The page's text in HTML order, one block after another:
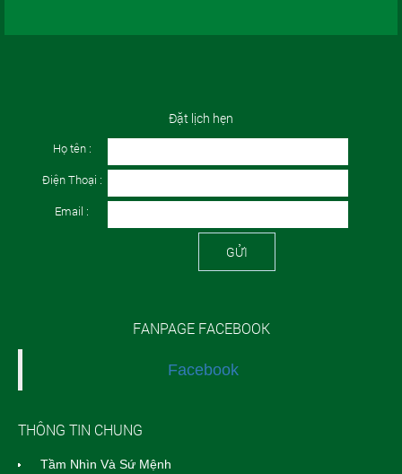
Đặt lịch hẹn
Họ tên :
Điện Thoại :
Email :
GỬI
FANPAGE FACEBOOK
Facebook
THÔNG TIN CHUNG
Tầm Nhìn Và Sứ Mệnh